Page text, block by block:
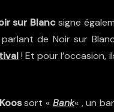
sur Blancsigne
parlant de Noir sur
! Et pour l’occasion,
Koossort « Bank« , un